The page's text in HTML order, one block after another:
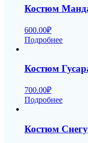
Костюм
600.00₽
Подробнее
Костюм
700.00₽
Подробнее
Костюм